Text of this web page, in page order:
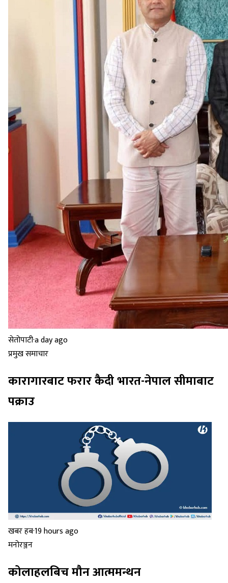
सेतोपाटी·a day ago
प्रमुख समाचार
कारागारबाट फरार कैदी भारत-नेपाल सीमाबाट
पक्राउ
खबर हब·19 hours ago
मनोरञ्जन
कोलाहलबिच मौन आत्ममन्थन